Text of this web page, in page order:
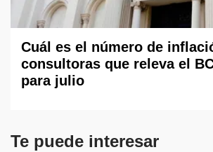
Cuál es el número de
consultoras que releva el
para julio
Te puede interesar